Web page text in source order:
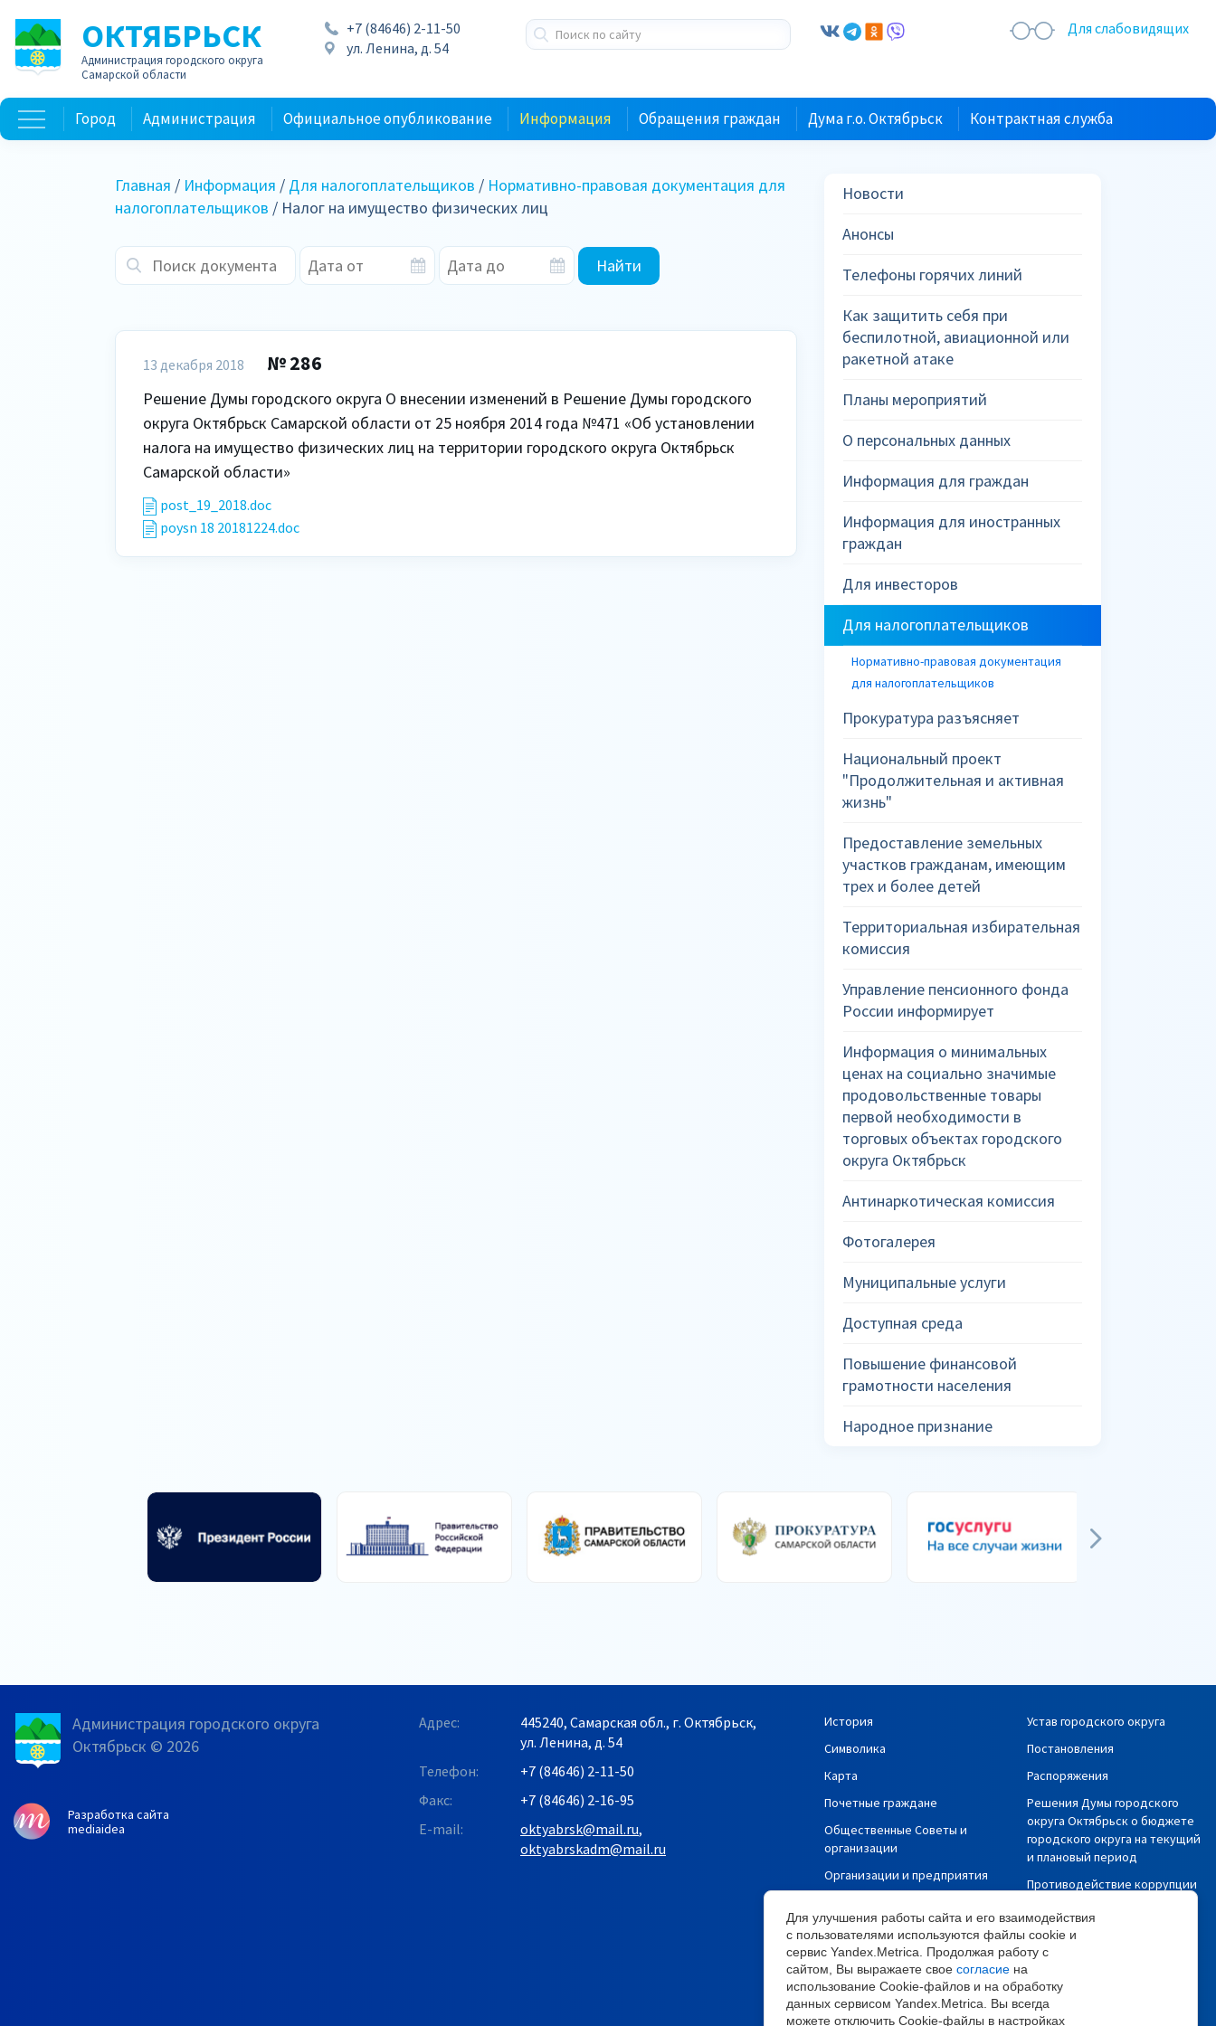
ОКТЯБРЬСК
Администрация городского округа
Самарской области
+7 (84646) 2-11-50
ул. Ленина, д. 54
Для слабовидящих
Город Администрация Официальное опубликование Информация Обращения граждан Дума г.о. Октябрьск Контрактная служба
Главная / Информация / Для налогоплательщиков / Нормативно-правовая документация для
налогоплательщиков / Налог на имущество физических лиц
Найти
13 декабря 2018 № 286
Решение Думы городского округа О внесении изменений в Решение Думы городского
округа Октябрьск Самарской области от 25 ноября 2014 года №471 «Об установлении
налога на имущество физических лиц на территории городского округа Октябрьск
Самарской области»
post_19_2018.doc
poysn 18 20181224.doc
Новости
Анонсы
Телефоны горячих линий
Как защитить себя при
беспилотной, авиационной или
ракетной атаке
Планы мероприятий
О персональных данных
Информация для граждан
Информация для иностранных
граждан
Для инвесторов
Для налогоплательщиков
Нормативно-правовая документация
для налогоплательщиков
Прокуратура разъясняет
Национальный проект
"Продолжительная и активная
жизнь"
Предоставление земельных
участков гражданам, имеющим
трех и более детей
Территориальная избирательная
комиссия
Управление пенсионного фонда
России информирует
Информация о минимальных
ценах на социально значимые
продовольственные товары
первой необходимости в
торговых объектах городского
округа Октябрьск
Антинаркотическая комиссия
Фотогалерея
Муниципальные услуги
Доступная среда
Повышение финансовой
грамотности населения
Народное признание
Администрация городского округа
Октябрьск © 2026
Разработка сайта
mediaidea
Для улучшения работы сайта и его взаимодействия
с пользователями используются файлы cookie и
сервис Yandex.Metrica. Продолжая работу с
сайтом, Вы выражаете свое согласие на
использование Cookie-файлов и на обработку
данных сервисом Yandex.Metrica. Вы всегда
можете отключить Cookie-файлы в настройках
Адрес:
445240, Самарская обл., г. Октябрьск,
ул. Ленина, д. 54
Телефон:
+7 (84646) 2-11-50
Факс:
+7 (84646) 2-16-95
E-mail:
oktyabrsk@mail.ru,
oktyabrskadm@mail.ru
История
Символика
Карта
Почетные граждане
Общественные Советы и
организации
Организации и предприятия
Политика в отношении
обработки и защиты
персональных данных
Политика
конфиденциальности
Устав городского округа
Постановления
Распоряжения
Решения Думы городского
округа Октябрьск о бюджете
городского округа на текущий
и плановый период
Противодействие коррупции
Сведения об исполнении
бюджета
Информация о доходах,
расходах, заработной плате
Муниципальные закупки